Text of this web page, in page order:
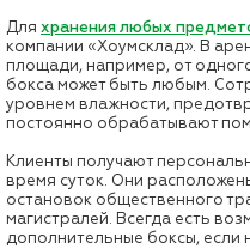
Для хранения любых
компании «Хоумсклад». В
площади, например, от
бокса может быть любым.
уровнем влажности,
постоянно обрабатывают
Клиенты получают
время суток. Они
остановок общественного
магистралей. Всегда есть
дополнительные боксы,